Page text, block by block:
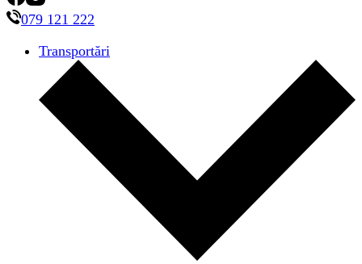
079 121 222
Transportări